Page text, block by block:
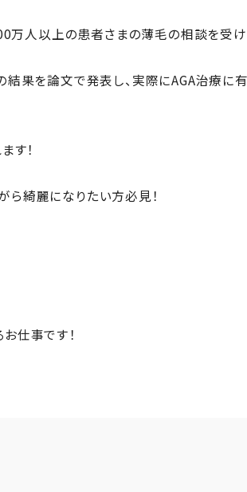
人以上の患者さまの薄毛の相談を受け
果を論文で発表し、実際にAGA治療に
す！
綺麗になりたい方必見！
仕事です！